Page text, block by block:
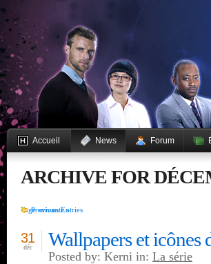
Accueil News Forum
ARCHIVE FOR
Previous Entries
Page suivante »
Wallpapers et icônes
31
déc
Posted by: Kerni in: La série